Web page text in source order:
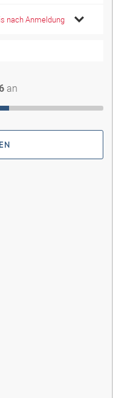
nach Anmeldung
an